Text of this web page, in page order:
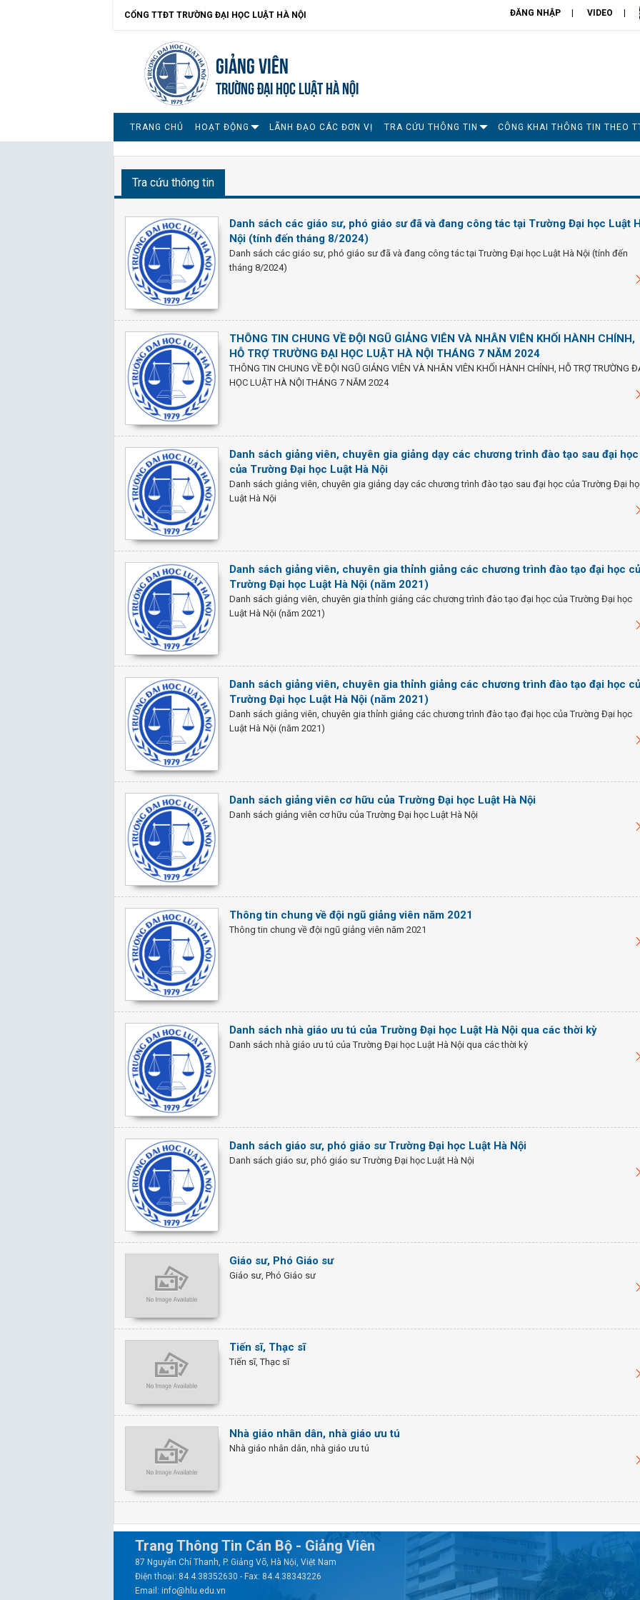
CỔNG TTĐT TRƯỜNG ĐẠI HỌC LUẬT HÀ NỘI ĐĂNG NHẬP VIDEO
Giảng viên
TRƯỜNG ĐẠI HỌC LUẬT HÀ NỘI
TRANG CHỦ HOẠT ĐỘNG LÃNH ĐẠO CÁC ĐƠN VỊ TRA CỨU THÔNG TIN CÔNG KHAI THÔNG TIN THEO
Tra cứu thông tin
Danh sách các giáo sư, phó giáo sư đã và đang công tác tại Trường Đại học Luật
Nội (tính đến tháng 8/2024)
Danh sách các giáo sư, phó giáo sư đã và đang công tác tại Trường Đại học Luật Hà Nội (tính đến
tháng 8/2024)
THÔNG TIN CHUNG VỀ ĐỘI NGŨ GIẢNG VIÊN VÀ NHÂN VIÊN KHỐI HÀNH CHÍNH,
HỖ TRỢ TRƯỜNG ĐẠI HỌC LUẬT HÀ NỘI THÁNG 7 NĂM 2024
THÔNG TIN CHUNG VỀ ĐỘI NGŨ GIẢNG VIÊN VÀ NHÂN VIÊN KHỐI HÀNH CHÍNH, HỖ TRỢ TRƯỜNG
HỌC LUẬT HÀ NỘI THÁNG 7 NĂM 2024
Danh sách giảng viên, chuyên gia giảng dạy các chương trình đào tạo sau đại học
của Trường Đại học Luật Hà Nội
Danh sách giảng viên, chuyên gia giảng dạy các chương trình đào tạo sau đại học của Trường Đại
Luật Hà Nội
Danh sách giảng viên, chuyên gia thỉnh giảng các chương trình đào tạo đại học
Trường Đại học Luật Hà Nội (năm 2021)
Danh sách giảng viên, chuyên gia thỉnh giảng các chương trình đào tạo đại học của Trường Đại học
Luật Hà Nội (năm 2021)
Danh sách giảng viên, chuyên gia thỉnh giảng các chương trình đào tạo đại học
Trường Đại học Luật Hà Nội (năm 2021)
Danh sách giảng viên, chuyên gia thỉnh giảng các chương trình đào tạo đại học của Trường Đại học
Luật Hà Nội (năm 2021)
Danh sách giảng viên cơ hữu của Trường Đại học Luật Hà Nội
Danh sách giảng viên cơ hữu của Trường Đại học Luật Hà Nội
Thông tin chung về đội ngũ giảng viên năm 2021
Thông tin chung về đội ngũ giảng viên năm 2021
Danh sách nhà giáo ưu tú của Trường Đại học Luật Hà Nội qua các thời kỳ
Danh sách nhà giáo ưu tú của Trường Đại học Luật Hà Nội qua các thời kỳ
Danh sách giáo sư, phó giáo sư Trường Đại học Luật Hà Nội
Danh sách giáo sư, phó giáo sư Trường Đại học Luật Hà Nội
Giáo sư, Phó Giáo sư
Giáo sư, Phó Giáo sư
Tiến sĩ, Thạc sĩ
Tiến sĩ, Thạc sĩ
Nhà giáo nhân dân, nhà giáo ưu tú
Nhà giáo nhân dân, nhà giáo ưu tú
Trang Thông Tin Cán Bộ - Giảng Viên
87 Nguyễn Chí Thanh, P. Giảng Võ, Hà Nội, Việt Nam
Điện thoại: 84.4.38352630 - Fax: 84.4.38343226
Email: info@hlu.edu.vn